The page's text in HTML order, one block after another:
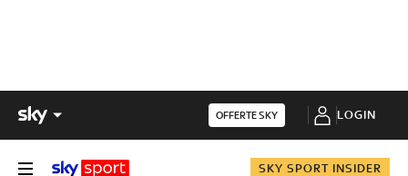
OFFERTE SKY LOGIN
SKY SPORT INSIDER